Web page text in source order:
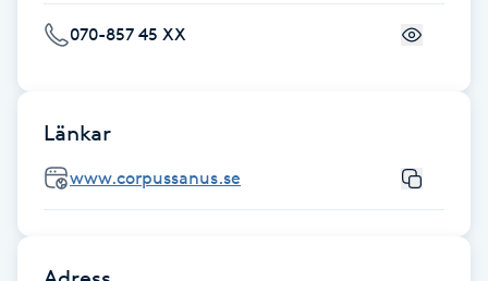
Fransförlängning Megavolym
Fransk manikyr
Fransrengöring
070-857 45 XX
Länkar
www.corpussanus.se